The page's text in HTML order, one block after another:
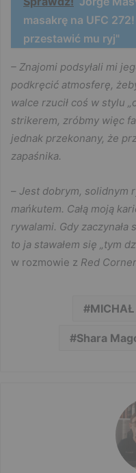
masakrę na UFC
przestawić mu ryj"
– Znajomi podsyłali mi
podkręcić atmosferę,
walce rzucił coś w stylu
strikerem, zróbmy więc
jednak przekonany, że
zapaśnika.
– Jest dobrym, solidnym
mańkutem. Całą moją
rywalami. Gdy zaczynała
to ja stawałem się „tym
w rozmowie z Red
MICHAŁ
Shara